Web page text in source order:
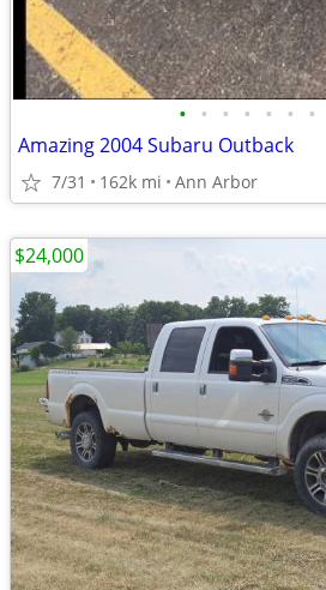
• • • • • • •
Amazing 2004 Subaru Outback
7/31 162k mi Ann Arbor
$24,000